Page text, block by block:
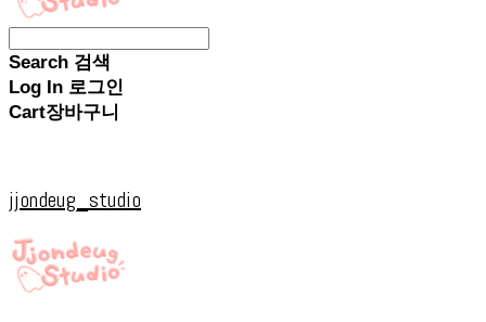
Search 검색
Log In 로그인
Cart장바구니
jjondeug_studio